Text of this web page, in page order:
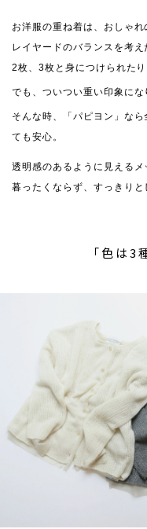
お洋服の重ね着は、おしゃれ
レイヤードのバランスを考
2枚、3枚と身につけられたり
でも、ついつい重い印象にな
そんな時、「パピヨン」な
ても安心。
透明感のあるように見える
暮ったくならず、すっきりと
「色は3